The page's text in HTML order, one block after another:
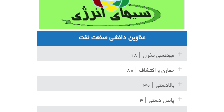
عناوین دانشی صنعت نفت
مهندسی مخزن
حفاری و اکتشاف
بالادستی
پایین دستی